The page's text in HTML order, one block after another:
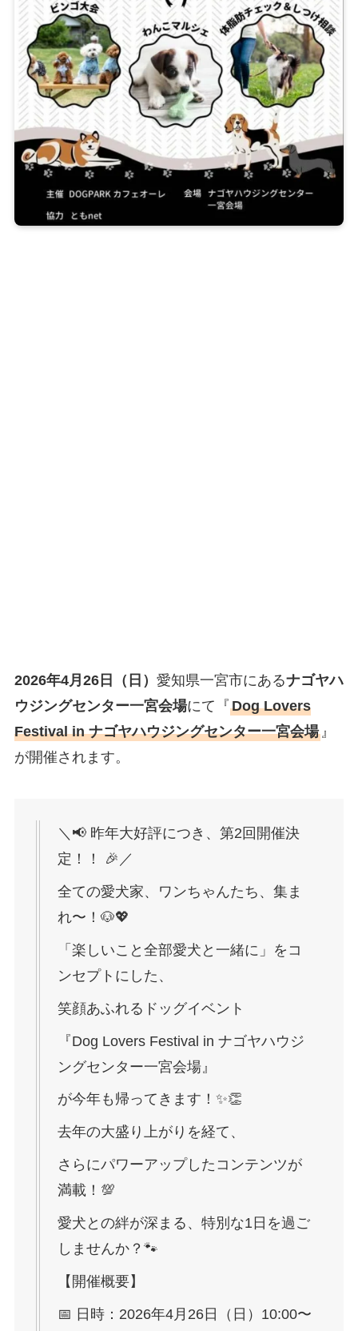
2026年4月26日（日） 愛知県一宮市にあるナゴヤハ
ウジングセンター一宮会場にて『Dog Lovers
Festival in ナゴヤハウジングセンター一宮会場』
が開催されます。
＼📢 昨年大好評につき、第2回開催決
定！！ 🎉／
全ての愛犬家、ワンちゃんたち、集ま
れ〜！🐶💖
「楽しいこと全部愛犬と一緒に」をコ
ンセプトにした、
笑顔あふれるドッグイベント
『Dog Lovers Festival in ナゴヤハウジ
ングセンター一宮会場』
が今年も帰ってきます！✨👏
去年の大盛り上がりを経て、
さらにパワーアップしたコンテンツが
満載！💯
愛犬との絆が深まる、特別な1日を過ご
しませんか？🐾
【開催概要】
📅 日時：2026年4月26日（日）10:00〜